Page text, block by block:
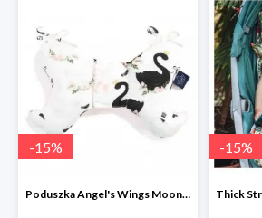
-15%
Poduszka Angel's Wings Moonlight Swan Powder Pink La Millou -15%
-15%